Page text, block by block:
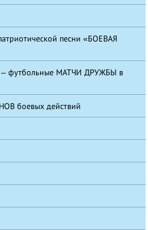
песни «БОЕВАЯ
футбольные МАТЧИ ДРУЖБЫ в
боевых действий